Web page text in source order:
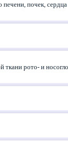
почек,
рото- и